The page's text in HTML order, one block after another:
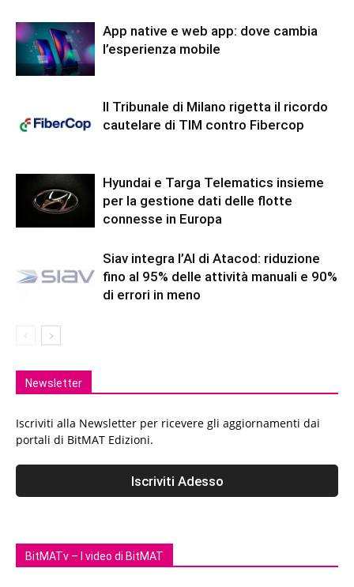
App native e web app: dove cambia
l’esperienza mobile
Il Tribunale di Milano rigetta il ricordo
cautelare di TIM contro Fibercop
Hyundai e Targa Telematics insieme
per la gestione dati delle flotte
connesse in Europa
Siav integra l’AI di Atacod: riduzione
fino al 95% delle attività manuali e 90%
di errori in meno
Newsletter
Iscriviti alla Newsletter per ricevere gli aggiornamenti dai
portali di BitMAT Edizioni.
BitMATv – I video di BitMAT